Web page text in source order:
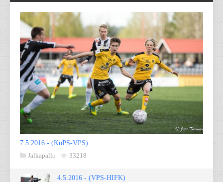
7.5.2016 - (KuPS-VPS)
Jalkapallo
33218
4.5.2016 - (VPS-HIFK)